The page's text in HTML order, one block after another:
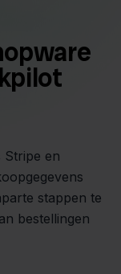
Stripe en
stappen te
bestellingen